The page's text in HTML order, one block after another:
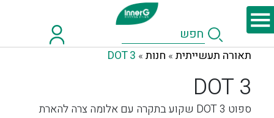
תאורה תעשייתית » חנות »
DOT 3
DOT 3
ספוט DOT 3 שקוע בתקרה עם אלומה צרה להארת